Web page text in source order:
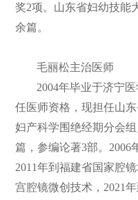
奖2项。山东省妇幼技能
余篇。
毛丽松主治医师
2004年毕业于济宁
任医师资格，现担任山
妇产科学围绝经期分会
篇，参编论著3部。2006
2011年到福建省国家腔
宫腔镜微创技术，2021